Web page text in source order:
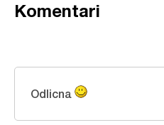
Komentari
Odlicna